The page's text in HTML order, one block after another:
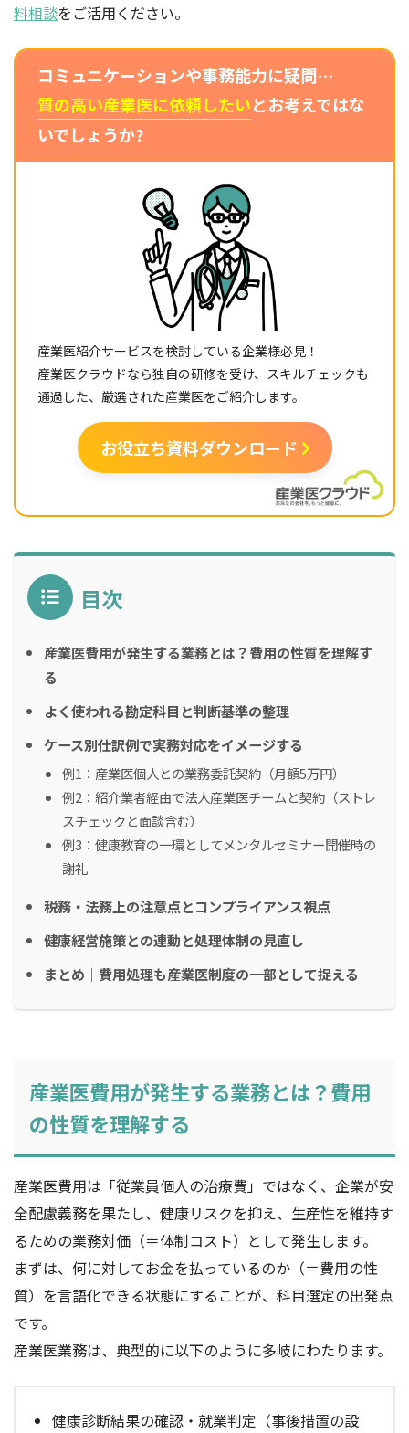
料相談をご活用ください。
コミュニケーションや事務能力に疑問…
質の高い産業医に依頼したいとお考えではな
いでしょうか?
産業医紹介サービスを検討している企業様必見！
産業医クラウドなら独自の研修を受け、スキルチェックも
通過した、厳選された産業医をご紹介します。
お役立ち資料ダウンロード
目次
産業医費用が発生する業務とは？費用の性質を理解す
る
よく使われる勘定科目と判断基準の整理
ケース別仕訳例で実務対応をイメージする
例1：産業医個人との業務委託契約（月額5万円）
例2：紹介業者経由で法人産業医チームと契約（ストレ
スチェックと面談含む）
例3：健康教育の一環としてメンタルセミナー開催時の
謝礼
税務・法務上の注意点とコンプライアンス視点
健康経営施策との連動と処理体制の見直し
まとめ｜費用処理も産業医制度の一部として捉える
産業医費用が発生する業務とは？費用
の性質を理解する
産業医費用は「従業員個人の治療費」ではなく、企業が安
全配慮義務を果たし、健康リスクを抑え、生産性を維持す
るための業務対価（＝体制コスト）として発生します。
まずは、何に対してお金を払っているのか（＝費用の性
質）を言語化できる状態にすることが、科目選定の出発点
です。
産業医業務は、典型的に以下のように多岐にわたります。
健康診断結果の確認・就業判定（事後措置の設